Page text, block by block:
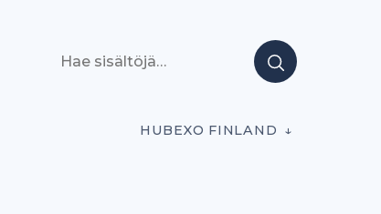
HUBEXO FINLAND